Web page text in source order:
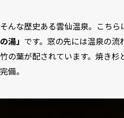
そんな歴史ある雲仙温泉。こちら
の湯」 です。窓の先には温泉の
竹の葉が配されています。焼き杉
完備。